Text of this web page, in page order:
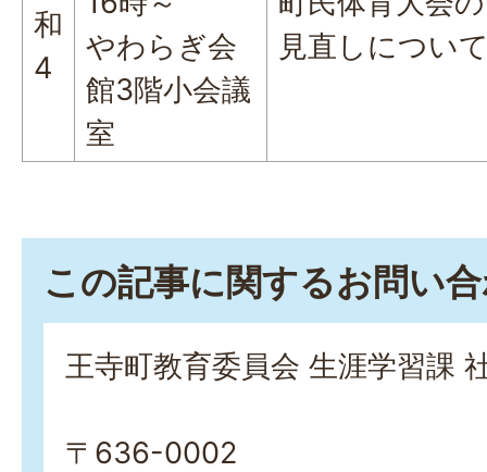
和
4
やわらぎ会
館3階小会議
室
見直しについ
この記事に関するお問い
王寺町教育委員会 生涯学習課
〒636-0002